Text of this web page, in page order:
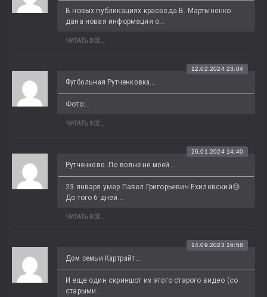
В новых публикациях краеведа В. Мартыненко
дана новая информация о...
ЧИТАТЬ ВСЁ...
Футбольная Рутченковка...
12.02.2024 23:04
Фото:...
ЧИТАТЬ ВСЁ...
Рутченково. По волне не моей...
26.01.2024 14:40
23 января умер Павел Григорьевич Ехилевский😢
До того 6 дней...
ЧИТАТЬ ВСЁ...
Дом семьи Картрайт...
14.09.2023 16:58
И еще один скриншот из этого старого видео (со
старыми...